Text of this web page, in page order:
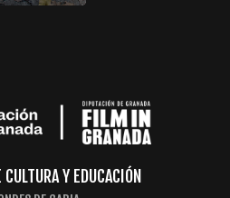
CULTURA Y EDUCACIÓN